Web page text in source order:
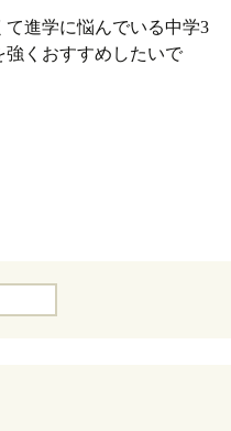
進学に悩んでいる中学3
くおすすめしたいで